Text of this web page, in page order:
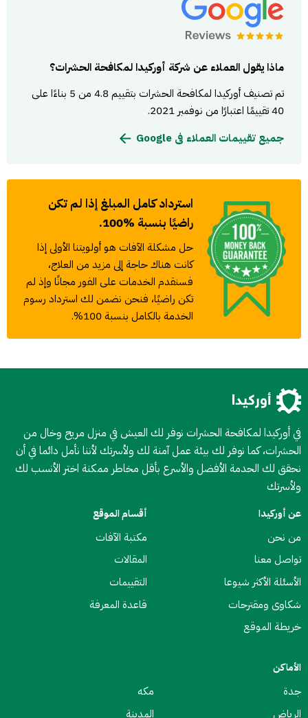
ماذا يقول العملاء عن شركة أوركيدا لمكافحة الحشرات؟
تم تصنيف أوركيدا لمكافحة الحشرات بتقييم 4.8 من 5 بناءًا على
40 تقييمًا اعتبارًا من نوفمبر 2021.
جميع تقييمات العملاء فى Google
استرداد كامل المبلغ إذا لم تكن
راضيًا بنسبة %100.
حل مشكلة الآفات هو أولويتنا الأولى إذا
كانت هناك حاجة إلى مزيد من العلاج،
فسنقدم الخدمات على الفور مجانًا وإذ لم
تكن راضيًا، فنحن نضمن لك استرداد رسوم
الخدمة بالكامل بنسبة 100%.
في أوركيدا لمكافحة الحشرات نوفر لك العيش في منزل مريح وخال من
الحشرات، كما نوفر لك بيئة عمل آمنة لك ولأسرتك لأننا نأمل دائما في أن
نحقق لك الحدمة الأفضل والأسرع بأقل مخاطر ممكنة اختر الأنسب لك
ولأسرتك
عن أوركيدا
من نحن
تواصل معنا
الأسئلة الأكثر شيوعا
شكاوى ومقترحات
خريطة الموقع
أقسام الموقع
مكتبة الآفات
المقالات
التقييمات
قاعدة المعرفة
الأماكن
جدة
مكه
الرياض
المدينة